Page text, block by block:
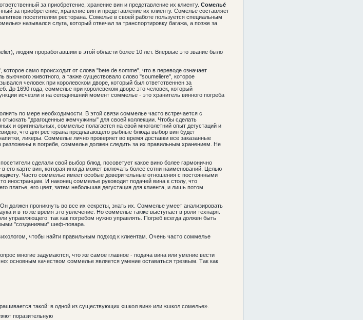
за приобретение, хранение вин и представление их клиенту. Сомелье́
за приобретение, хранение вин и представление их клиенту. Сомелье составляет
посетителям ресторана. Сомелье в своей работе пользуется специальным
назывался слуга, который отвечал за транспортировку багажа, а позже за
людям проработавшим в этой области более 10 лет. Впервые это звание было
само происходит от слова "bete de somme", что в переводе означает
животного, а также существовало слово "soumeliere", которое
человек при королевском дворе, который был ответственнен за
До 1690 года, соммелье при королевском дворе это человек, который
исчезли и на сегодняшний момент соммелье - это хранитель винного погреба
по мере необходимости. В этой связи соммелье часто встречается с
"драгоценные жемчужины" для своей коллекции. Чтобы сделать
и оригинальных, соммелье полагается на свой многолетний опыт дегустаций и
что для ресторана предлагающего рыбные блюда выбор вин будет
ликеры. Соммелье лично проверяет во время доставки все заказанные
разложены в погребе, соммелье должен следить за их правильным хранением. Не
сделали свой выбор блюд, посоветует какое вино более гармонично
его карте вин, которая иногда может включать более сотни наименований. Целью
Часто соммелье имеет особые доверительные отношения с постоянными
иностранцам. И наконец соммелье руководит подачей вина к столу, что
платье, его цвет, затем небольшая дегустация для клиента, и лишь потом
проникнуть во все их секреты, знать их. Соммелье умеет анализировать
и в то же время это увлечение. Но соммелье также выступает в роли технаря.
управляющего: так как погребом нужно управлять. Погреб всегда должен быть
"созданиями" шеф-повара.
чтобы найти правильным подход к клиентам. Очень часто соммелье
многие задумаются, что же самое главное - подача вина или умение вести
основным качеством соммелье является умение оставаться трезвым. Так как
такой: в одной из существующих «школ вин» или «школ сомелье».
поразительную